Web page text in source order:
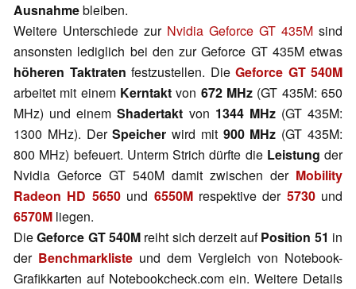
Ausnahmebleiben.
Weitere Unterschiede zur Nvidia Geforce GT 435M sind
ansonsten lediglich bei den zur Geforce GT 435M etwas
höheren Taktraten festzustellen. Die Geforce GT 540M
arbeitet mit einem Kerntakt von 672 MHz (GT 435M: 650
MHz) und einemShadertakt von 1344 MHz(GT 435M:
1300 MHz). DerSpeicher wird mit 900 MHz (GT 435M:
800 MHz) befeuert. Unterm Strich dürfte die Leistung der
Nvidia Geforce GT 540M damit zwischen der Mobility
Radeon HD 5650und 6550Mrespektive der 5730und
6570M liegen.
DieGeforce GT 540Mreiht sich derzeit aufPosition 51 in
der Benchmarkliste und dem Vergleich von Notebook-
Grafikkarten auf Notebookcheck.com ein. Weitere Details